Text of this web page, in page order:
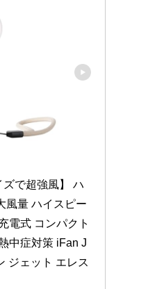
ズで超強風】 ハ
風量 ハイスピー
電式 コンパクト
中症対策 iFan J
ジェット エレス